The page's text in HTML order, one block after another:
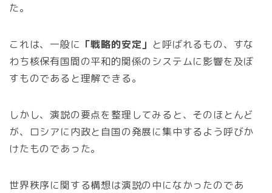
た。
これは、一般に 「戦略的安定」 と呼ばれるもの、すな
わち核保有国間の平和的関係のシステムに影響を及ぼ
すものであると理解できる。
しかし、演説の要点を整理してみると、そのほとんど
が、ロシアに内政と自国の発展に集中するよう呼びか
けたものであった。
世界秩序に関する構想は演説の中になかったのであ